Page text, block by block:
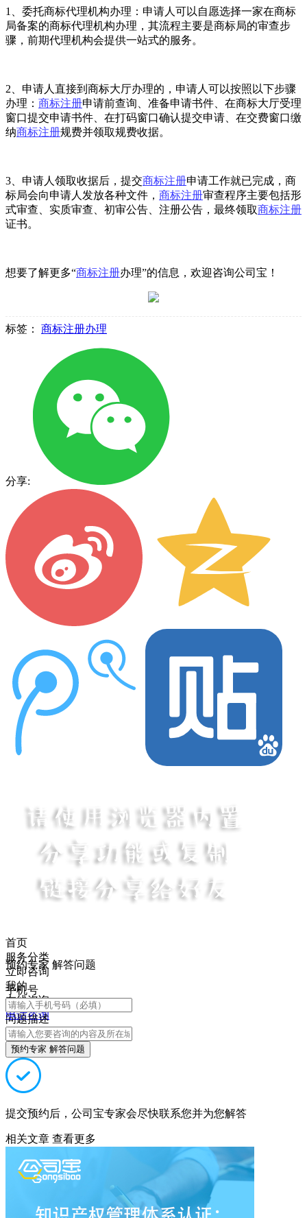
1、委托商标代理机构办理：申请人可以自愿选择一家在商标
局备案的商标代理机构办理，其流程主要是商标局的审查步
骤，前期代理机构会提供一站式的服务。
2、申请人直接到商标大厅办理的，申请人可以按照以下步骤
办理： 商标注册申请前查询、准备申请书件、在商标大厅受理
窗口提交申请书件、在打码窗口确认提交申请、在交费窗口缴
纳商标注册规费并领取规费收据。
3、申请人领取收据后，提交商标注册申请工作就已完成，商
标局会向申请人发放各种文件， 商标注册审查程序主要包括形
式审查、实质审查、初审公告、注册公告，最终领取商标注册
证书。
想要了解更多“商标注册办理”的信息，欢迎咨询公司宝！
标签： 商标注册办理
分享:
首页
服务分类
立即咨询
我的
在线咨询
电话咨询
预约专家 解答问题
手机号
问题描述
预约专家 解答问题
提交预约后，公司宝专家会尽快联系您并为您解答
相关文章 查看更多